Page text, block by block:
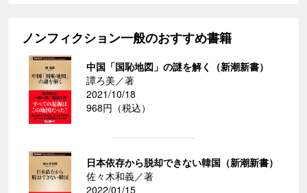
ノンフィクション一般のおすすめ書籍
中国「国恥地図」の謎を解く（新潮新書）
譚ろ美／著
2021/10/18
968円（税込）
日本依存から脱却できない韓国（新潮新書）
佐々木和義／著
2022/01/15